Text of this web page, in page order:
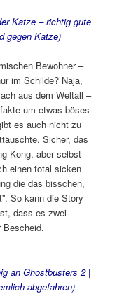
Katze – richtig gute
gegen Katze)
Bewohner –
im Schilde? Naja,
aus dem Weltall –
um etwas böses
es auch nicht zu
Sicher, das
Kong, aber selbst
einen total sicken
die das bisschen,
So kann die Story
dass es zwei
Bescheid.
an Ghostbusters 2 |
abgefahren)